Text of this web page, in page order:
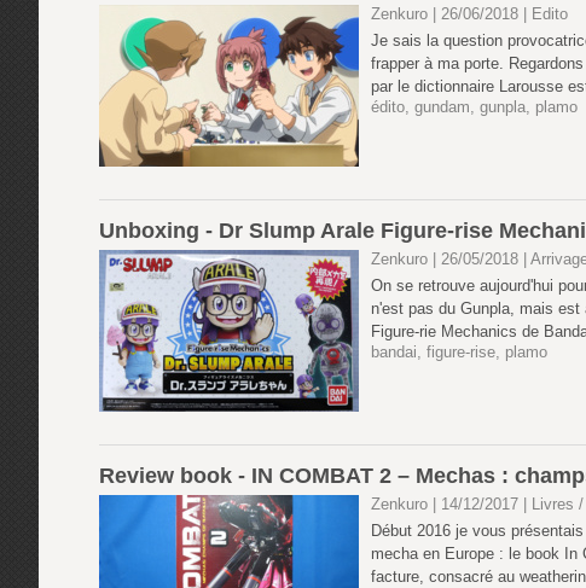
Zenkuro | 26/06/2018
Edito
Je sais la question
frapper à ma porte.
par le dictionnaire Larousse
édito, gundam, gunpla, plamo
Unboxing - Dr Slump Arale Figure-rise
Zenkuro | 26/05/2018
On se retrouve aujourd'hui
n'est pas du Gunpla, mais
Figure-rie Mechanics de
bandai, figure-rise, plamo
Review book - IN COMBAT 2 – Mechas :
Zenkuro | 14/12/2017
Livres
Début 2016 je vous
mecha en Europe : le book In
facture, consacré au